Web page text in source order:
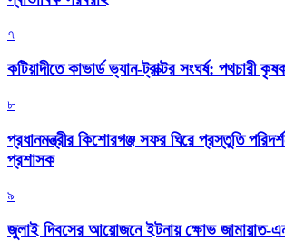
৭
কটিয়াদীতে কাভার্ড ভ্যান-ট্রাক্টর সংঘর্ষ: পথচারী
৮
প্রধানমন্ত্রীর কিশোরগঞ্জ সফর ঘিরে প্রস্তুতি
প্রশাসক
৯
জুলাই দিবসের আয়োজনে ইটনায় ক্ষোভ জামায়াত-